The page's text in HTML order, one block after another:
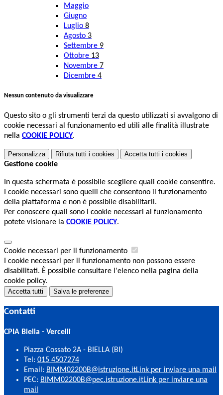
Maggio
Giugno
Luglio 8
Agosto 3
Settembre 9
Ottobre 13
Novembre 7
Dicembre 4
Nessun contenuto da visualizzare
Questo sito o gli strumenti terzi da questo utilizzati si avvalgono di
cookie necessari al funzionamento ed utili alle finalità illustrate
nella COOKIE POLICY.
Personalizza Rifiuta tutti i cookies Accetta tutti i cookies
Gestione cookie
In questa schermata è possibile scegliere quali cookie consentire.
I cookie necessari sono quelli che consentono il funzionamento
della piattaforma e non è possibile disabilitarli.
Per conoscere quali sono i cookie necessari al funzionamento
potete visionare la COOKIE POLICY.
Cookie necessari per il funzionamento
I cookie necessari per il funzionamento non possono essere
disabilitati. È possibile consultare l'elenco nella pagina della
cookie policy.
Accetta tutti Salva le preferenze
Contatti
CPIA Biella - Vercelli
Piazza Cossato 2A - BIELLA (BI)
Tel: 015 4507274
Email: BIMM02200B@istruzione.itLink per inviare una mail
PEC: BIMM02200B@pec.istruzione.itLink per inviare una
mail